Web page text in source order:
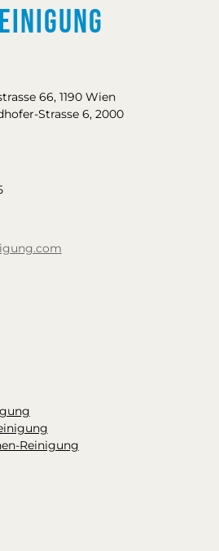
66, 1190 Wien
Strasse 6, 2000
Reinigung